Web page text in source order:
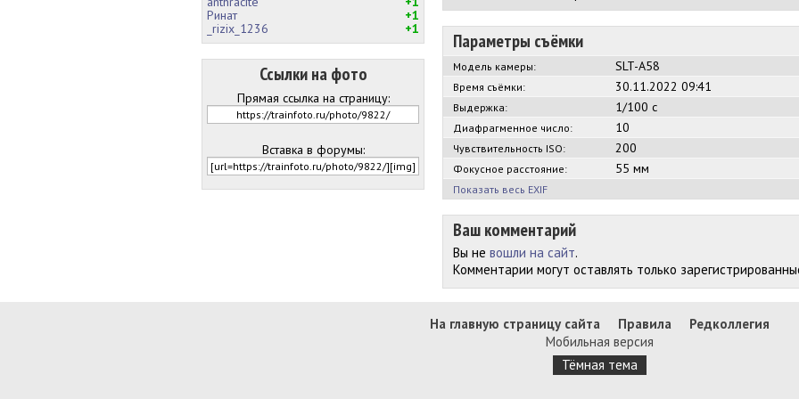
Ринат
+1
_rizix_1236
+1
Ссылки на фото
Прямая ссылка на страницу:
Вставка в форумы:
Параметры съёмки
Модель камеры: SLT-A58
Время съёмки: 30.11.2022 09:41
Выдержка: 1/100 с
Диафрагменное число: 10
Чувствительность ISO: 200
Фокусное расстояние: 55 мм
Показать весь EXIF
Ваш комментарий
Вы не вошли на сайт.
Комментарии могут оставлять только
На главную страницу сайта Правила
Редколлегия
Мобильная версия
Тёмная тема